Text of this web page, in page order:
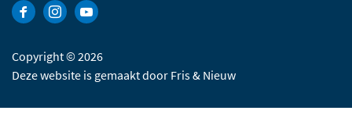
Bekijk Facebook van Beestenspul dierensport en -kadoartikelen
Bekijk Instagram van Beestenspul dierensport en -
Bekijk YouTube van Beestenspul dierensport en -
Copyright © 2026
Deze website is gemaakt door Fris & Nieuw